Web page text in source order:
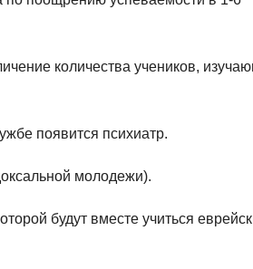
количества учеников,
появится психиатр.
молодежи).
будут вместе учиться